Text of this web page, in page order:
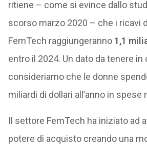
ritiene – come si evince dallo
scorso marzo 2020 – che i ricavi
FemTech raggiungeranno 1,1
entro il 2024. Un dato da tenere
consideriamo che le donne
miliardi di dollari all’anno in spese
Il settore FemTech ha iniziato ad
potere di acquisto creando una